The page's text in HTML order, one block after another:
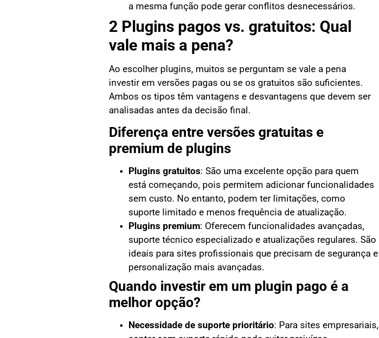
a mesma função pode gerar conflitos desnecessários.
2 Plugins pagos vs. gratuitos: Qual
vale mais a pena?
Ao escolher plugins, muitos se perguntam se vale a pena
investir em versões pagas ou se os gratuitos são suficientes.
Ambos os tipos têm vantagens e desvantagens que devem ser
analisadas antes da decisão final.
Diferença entre versões gratuitas e
premium de plugins
Plugins gratuitos: São uma excelente opção para quem
está começando, pois permitem adicionar funcionalidades
sem custo. No entanto, podem ter limitações, como
suporte limitado e menos frequência de atualização.
Plugins premium: Oferecem funcionalidades avançadas,
suporte técnico especializado e atualizações regulares. São
ideais para sites profissionais que precisam de segurança e
personalização mais avançadas.
Quando investir em um plugin pago é a
melhor opção?
Necessidade de suporte prioritário: Para sites empresariais,